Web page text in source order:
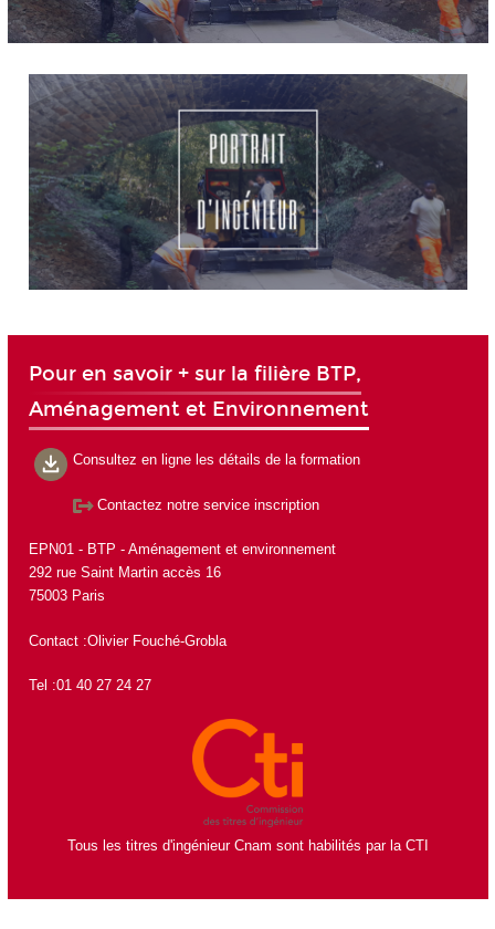
Pour en savoir + sur la filière BTP,
Aménagement et Environnement
Consultez en ligne les détails de la formation
Contactez notre service inscription
EPN01 - BTP - Aménagement et environnement
292 rue Saint Martin accès 16
75003 Paris
Contact :Olivier Fouché-Grobla
Tel :01 40 27 24 27
Tous les titres d'ingénieur Cnam sont habilités par la CTI